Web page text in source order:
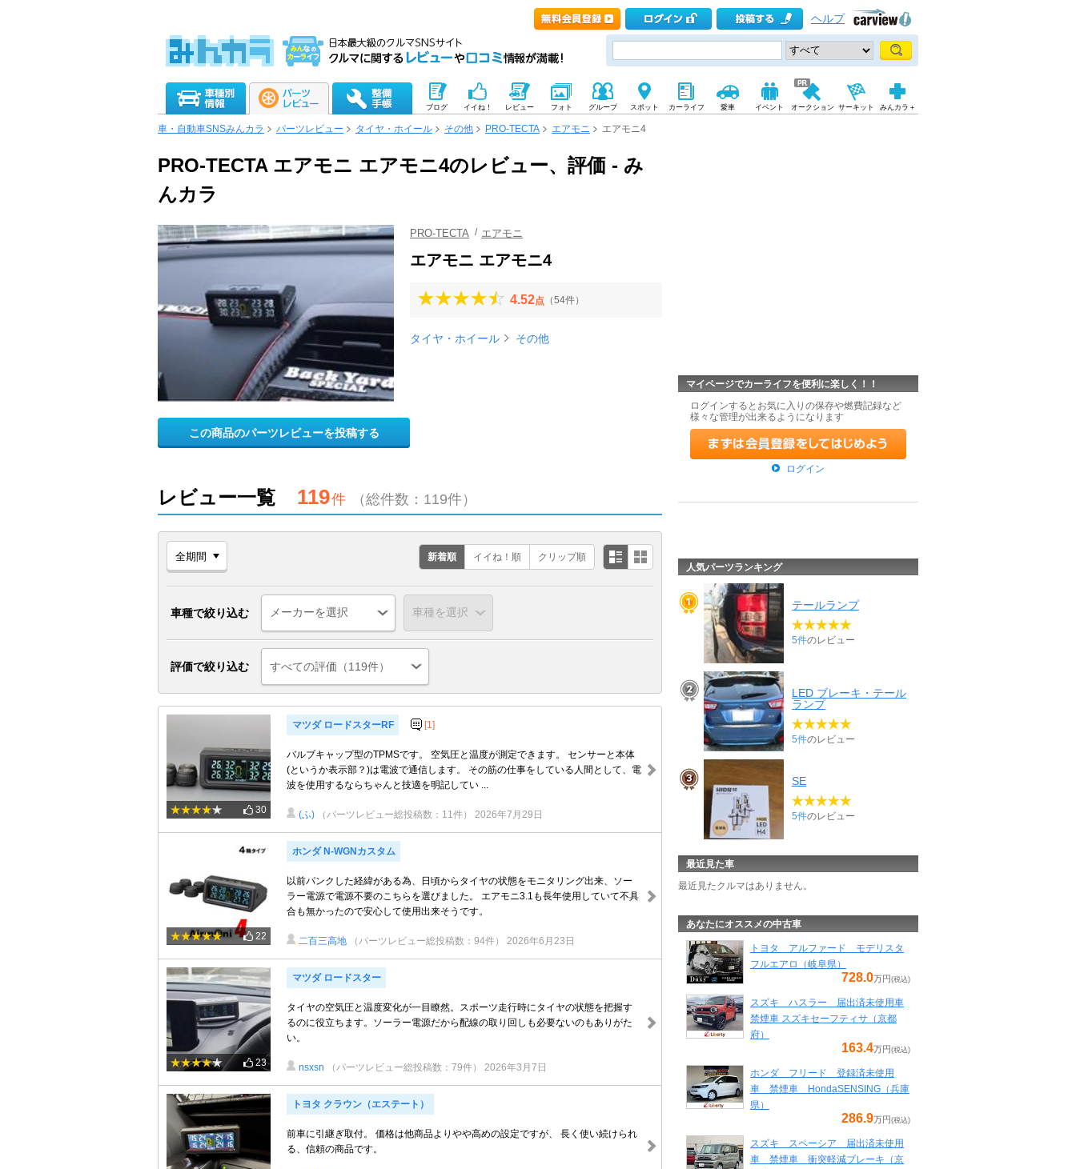
ヘルプ
ブログ イイね！ レビュー フォト グループ スポット カーライフ 愛車 イベント オークション サーキット みんカラ＋
車・自動車SNSみんカラ パーツレビュー タイヤ・ホイール その他 PRO-TECTA エアモニ エアモニ4
PRO-TECTA エアモニ エアモニ4のレビュー、評価 - み
んカラ
PRO-TECTA エアモニ
エアモニ エアモニ4
4.52点 （54件）
タイヤ・ホイール その他
この商品のパーツレビューを投稿する
レビュー一覧 119件 （総件数：119件）
新着順 イイね！順 クリップ順
車種で絞り込む
評価で絞り込む すべての評価（119件）
30
マツダ ロードスターRF [1]
バルブキャップ型のTPMSです。 空気圧と温度が測定できます。 センサーと本体
(というか表示部？)は電波で通信します。 その筋の仕事をしている人間として、電
波を使用するならちゃんと技適を明記してい ...
(ふ) （パーツレビュー総投稿数：11件） 2026年7月29日
22
ホンダ N-WGNカスタム
以前パンクした経緯がある為、日頃からタイヤの状態をモニタリング出来、ソー
ラー電源で電源不要のこちらを選びました。 エアモニ3.1も長年使用していて不具
合も無かったので安心して使用出来そうです。
二百三高地 （パーツレビュー総投稿数：94件） 2026年6月23日
23
マツダ ロードスター
タイヤの空気圧と温度変化が一目瞭然。スポーツ走行時にタイヤの状態を把握す
るのに役立ちます。ソーラー電源だから配線の取り回しも必要ないのもありがた
い。
nsxsn （パーツレビュー総投稿数：79件） 2026年3月7日
トヨタ クラウン（エステート）
前車に引継ぎ取付。 価格は他商品よりやや高めの設定ですが、 長く使い続けられ
る、信頼の商品です。
マイページでカーライフを便利に楽しく！！
ログインするとお気に入りの保存や燃費記録など
様々な管理が出来るようになります
ログイン
人気パーツランキング
テールランプ
5件のレビュー
LED ブレーキ・テール
ランプ
5件のレビュー
SE
5件のレビュー
最近見た車
最近見たクルマはありません。
あなたにオススメの中古車
トヨタ アルファード モデリスタ
フルエアロ（岐阜県）
728.0万円(税込)
スズキ ハスラー 届出済未使用車
禁煙車 スズキセーフティサ（京都
府）
163.4万円(税込)
ホンダ フリード 登録済未使用
車 禁煙車 HondaSENSING（兵庫
県）
286.9万円(税込)
スズキ スペーシア 届出済未使用
車 禁煙車 衝突軽減ブレーキ（京